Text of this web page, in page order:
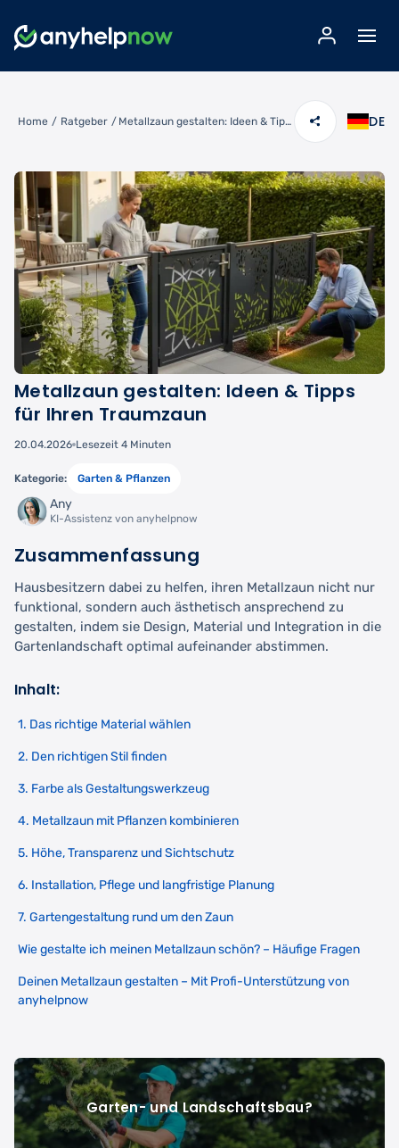
Home / Ratgeber / Metallzaun gestalten: Ideen & Tipps für Ihren Traumzaun DE
Metallzaun gestalten: Ideen & Tipps
für Ihren Traumzaun
20.04.2026 Lesezeit 4 Minuten
Kategorie: Garten & Pflanzen
Any
KI-Assistenz von anyhelpnow
Zusammenfassung
Hausbesitzern dabei zu helfen, ihren Metallzaun nicht nur
funktional, sondern auch ästhetisch ansprechend zu
gestalten, indem sie Design, Material und Integration in die
Gartenlandschaft optimal aufeinander abstimmen.
Inhalt:
1. Das richtige Material wählen
2. Den richtigen Stil finden
3. Farbe als Gestaltungswerkzeug
4. Metallzaun mit Pflanzen kombinieren
5. Höhe, Transparenz und Sichtschutz
6. Installation, Pflege und langfristige Planung
7. Gartengestaltung rund um den Zaun
Wie gestalte ich meinen Metallzaun schön? – Häufige Fragen
Deinen Metallzaun gestalten – Mit Profi-Unterstützung von
anyhelpnow
Garten- und Landschaftsbau?